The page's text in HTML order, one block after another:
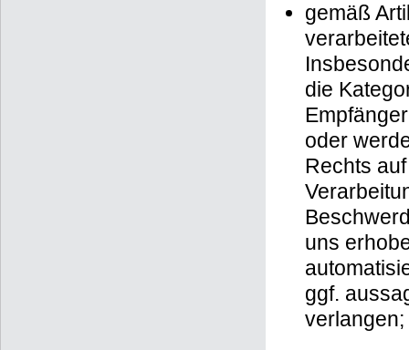
gemäß
die
oder
Rechts
uns
ggf.
verlangen;